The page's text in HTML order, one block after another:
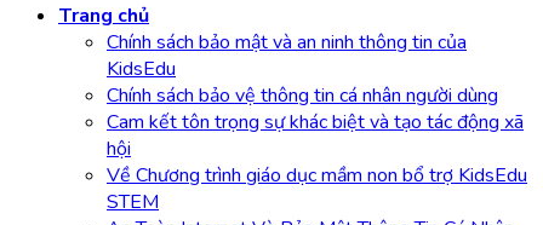
Trang chủ
Chính sách bảo mật và an ninh thông tin của
KidsEdu
Chính sách bảo vệ thông tin cá nhân người dùng
Cam kết tôn trọng sự khác biệt và tạo tác động xã
hội
Về Chương trình giáo dục mầm non bổ trợ KidsEdu
STEM